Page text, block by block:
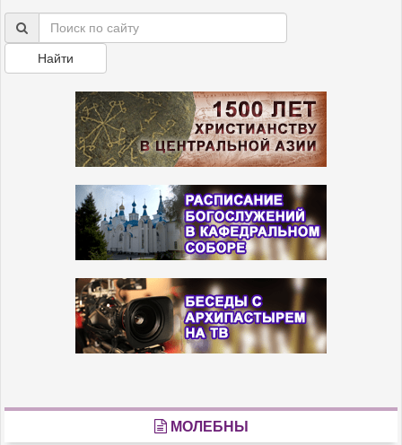
Найти
МОЛЕБНЫ